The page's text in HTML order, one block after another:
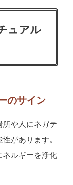
ュアル
のサイン
所や人にネガテ
があります。
ネルギーを浄化